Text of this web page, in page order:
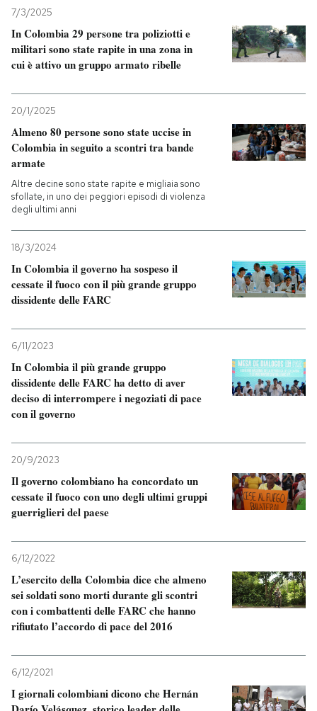
7/3/2025
In Colombia 29 persone tra poliziotti e
militari sono state rapite in una zona in
cui è attivo un gruppo armato ribelle
20/1/2025
Almeno 80 persone sono state uccise in
Colombia in seguito a scontri tra bande
armate
Altre decine sono state rapite e migliaia sono
sfollate, in uno dei peggiori episodi di violenza
degli ultimi anni
18/3/2024
In Colombia il governo ha sospeso il
cessate il fuoco con il più grande gruppo
dissidente delle FARC
6/11/2023
In Colombia il più grande gruppo
dissidente delle FARC ha detto di aver
deciso di interrompere i negoziati di pace
con il governo
20/9/2023
Il governo colombiano ha concordato un
cessate il fuoco con uno degli ultimi gruppi
guerriglieri del paese
6/12/2022
L’esercito della Colombia dice che almeno
sei soldati sono morti durante gli scontri
con i combattenti delle FARC che hanno
rifiutato l’accordo di pace del 2016
6/12/2021
I giornali colombiani dicono che Hernán